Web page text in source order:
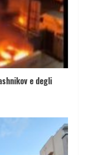
e degli